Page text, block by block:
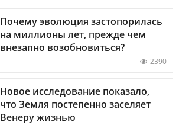
Почему эволюция застопорилась
на миллионы лет, прежде чем
внезапно возобновиться?
2390
Новое исследование показало,
что Земля постепенно заселяет
Венеру жизнью